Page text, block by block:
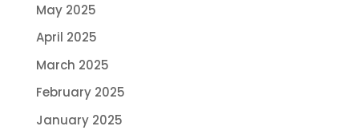
May 2025
April 2025
March 2025
February 2025
January 2025